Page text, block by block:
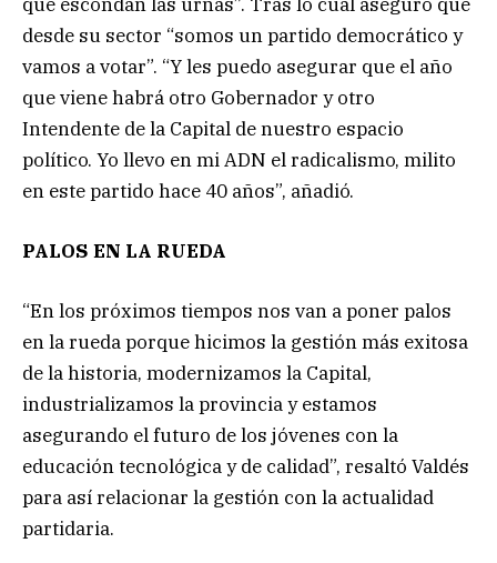
desde su sector “somos un partido democrático y
vamos a votar”. “Y les puedo asegurar que el año
que viene habrá otro Gobernador y otro
Intendente de la Capital de nuestro espacio
político. Yo llevo en mi ADN el radicalismo, milito
en este partido hace 40 años”, añadió.
PALOS EN LA RUEDA
“En los próximos tiempos nos van a poner palos
en la rueda porque hicimos la gestión más exitosa
de la historia, modernizamos la Capital,
industrializamos la provincia y estamos
asegurando el futuro de los jóvenes con la
educación tecnológica y de calidad”, resaltó Valdés
para así relacionar la gestión con la actualidad
partidaria.